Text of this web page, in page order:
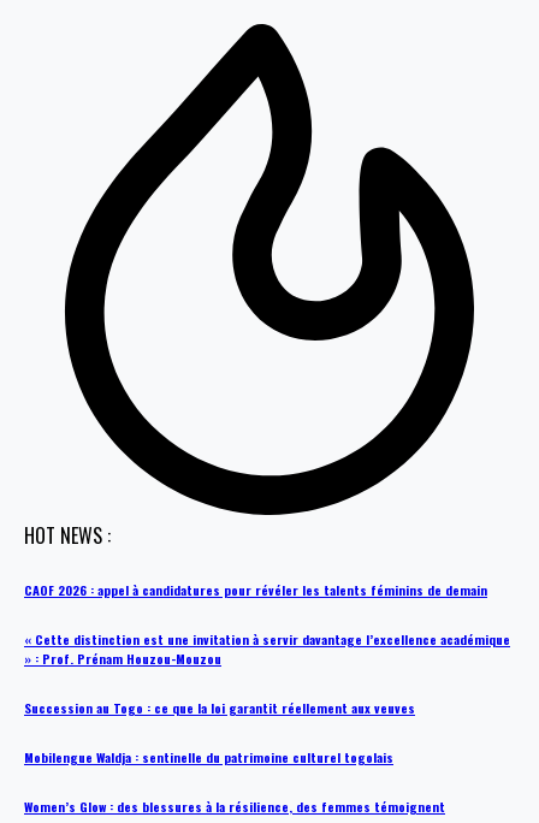
HOT NEWS :
CAOF 2026 : appel à candidatures pour révéler les talents féminins de demain
« Cette distinction est une invitation à servir davantage l’excellence académique
» : Prof. Prénam Houzou-Mouzou
Succession au Togo : ce que la loi garantit réellement aux veuves
Mobilengue Waldja : sentinelle du patrimoine culturel togolais
Women’s Glow : des blessures à la résilience, des femmes témoignent